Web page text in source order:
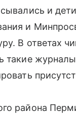
и
и
В ответах
такие
района